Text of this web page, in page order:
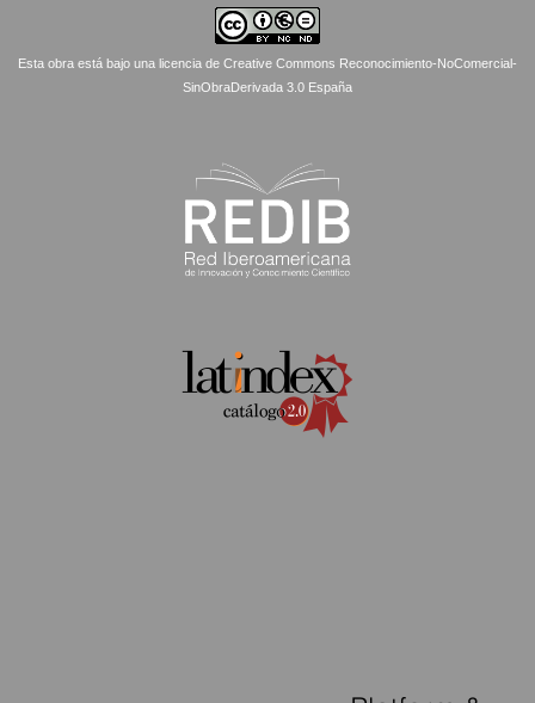
Esta obra está bajo una licencia de Creative Commons Reconocimiento-NoComercial-
SinObraDerivada 3.0 España